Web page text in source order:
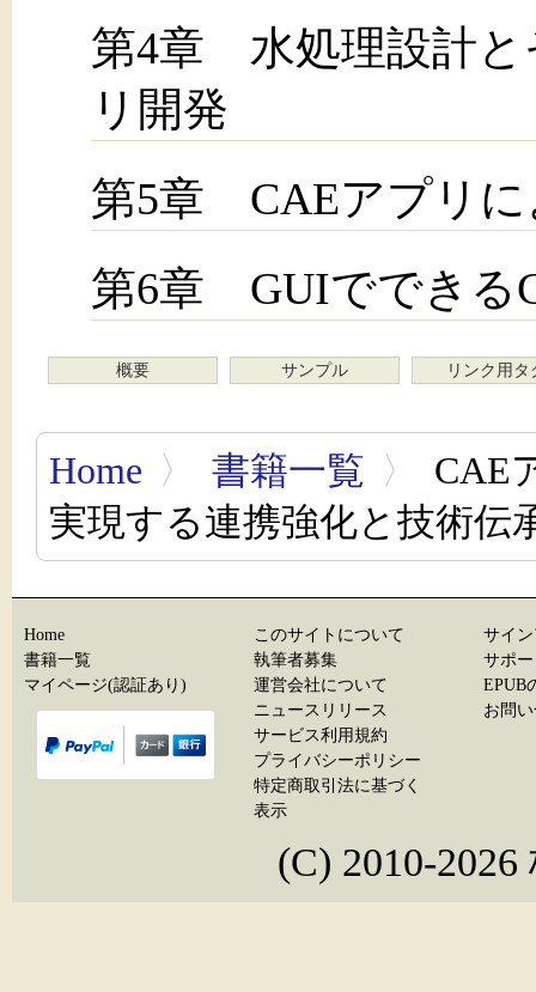
第4章 水処理設計と
リ開発
第5章 CAEアプリに
第6章 GUIでできる
概要 サンプル リンク用タ
Home 〉 書籍一覧 〉
CAE
実現する連携強化と技術伝
Home
書籍一覧
マイページ(認証あり)
このサイトについて
執筆者募集
運営会社について
ニュースリリース
サービス利用規約
プライバシーポリシー
特定商取引法に基づく
表示
サイ
サポ
EPUB
お問
(C) 2010-